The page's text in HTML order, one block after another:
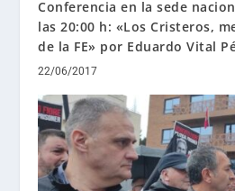
Conferencia en la sede
las 20:00 h: «Los Cristeros,
de la FE» por Eduardo Vital
22/06/2017